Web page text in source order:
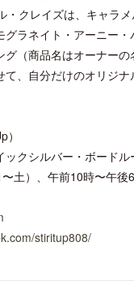
・クレイズは、キャラ
ラネイト・アーニー
（商品名はオーナー
、自分だけのオリジ
シルバー・ボードル
）、午前10時〜午後6
stiritup808/